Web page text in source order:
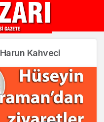
Kahveci